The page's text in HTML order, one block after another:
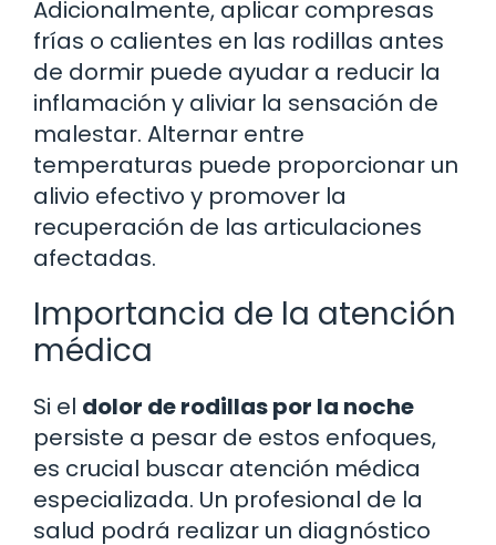
Adicionalmente, aplicar compresas
frías o calientes en las rodillas antes
de dormir puede ayudar a reducir la
inflamación y aliviar la sensación de
malestar. Alternar entre
temperaturas puede proporcionar un
alivio efectivo y promover la
recuperación de las articulaciones
afectadas.
Importancia de la atención
médica
Si el dolor de rodillas por la noche
persiste a pesar de estos enfoques,
es crucial buscar atención médica
especializada. Un profesional de la
salud podrá realizar un diagnóstico